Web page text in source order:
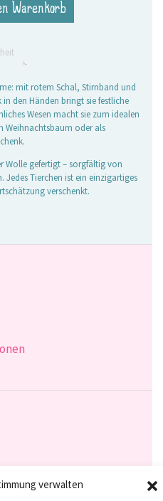
verwalten
Warenkorb
mit rotem Schal, Stirnband und
den Händen bringt sie festliche
Wesen macht sie zum idealen
Weihnachtsbaum oder als
Wolle gefertigt – sorgfältig von
Tierchen ist ein einzigartiges
verschenkt.